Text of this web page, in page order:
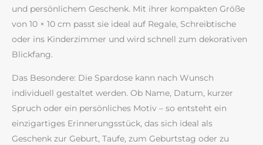
und persönlichem Geschenk. Mit ihrer kompakten Größe
von 10 × 10 cm passt sie ideal auf Regale, Schreibtische
oder ins Kinderzimmer und wird schnell zum dekorativen
Blickfang.
Das Besondere: Die Spardose kann nach Wunsch
individuell gestaltet werden. Ob Name, Datum, kurzer
Spruch oder ein persönliches Motiv – so entsteht ein
einzigartiges Erinnerungsstück, das sich ideal als
Geschenk zur Geburt, Taufe, zum Geburtstag oder zu